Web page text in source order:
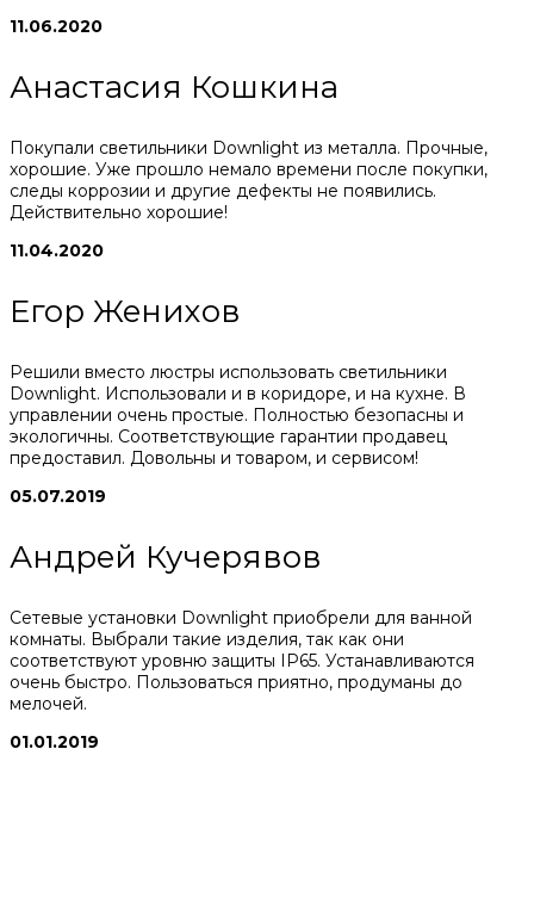
11.06.2020
Анастасия Кошкина
Покупали светильники Downlight из металла. Прочные,
хорошие. Уже прошло немало времени после покупки,
следы коррозии и другие дефекты не появились.
Действительно хорошие!
11.04.2020
Егор Женихов
Решили вместо люстры использовать светильники
Downlight. Использовали и в коридоре, и на кухне. В
управлении очень простые. Полностью безопасны и
экологичны. Соответствующие гарантии продавец
предоставил. Довольны и товаром, и сервисом!
05.07.2019
Андрей Кучерявов
Сетевые установки Downlight приобрели для ванной
комнаты. Выбрали такие изделия, так как они
соответствуют уровню защиты IP65. Устанавливаются
очень быстро. Пользоваться приятно, продуманы до
мелочей.
01.01.2019